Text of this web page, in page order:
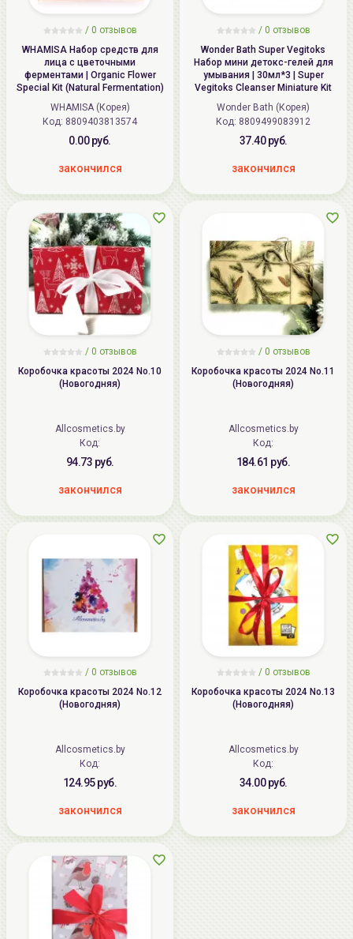
/ 0 отзывов
WHAMISA Набор средств для
лица с цветочными
ферментами | Organic Flower
Special Kit (Natural Fermentation)
WHAMISA (Корея)
Код: 8809403813574
0.00 руб.
закончился
/ 0 отзывов
Wonder Bath Super Vegitoks
Набор мини детокс-гелей для
умывания | 30мл*3 | Super
Vegitoks Cleanser Miniature Kit
Wonder Bath (Корея)
Код: 8809499083912
37.40 руб.
закончился
/ 0 отзывов
Коробочка красоты 2024 No.10
(Новогодняя)
Allcosmetics.by
Код:
94.73 руб.
закончился
/ 0 отзывов
Коробочка красоты 2024 No.11
(Новогодняя)
Allcosmetics.by
Код:
184.61 руб.
закончился
/ 0 отзывов
Коробочка красоты 2024 No.12
(Новогодняя)
Allcosmetics.by
Код:
124.95 руб.
закончился
/ 0 отзывов
Коробочка красоты 2024 No.13
(Новогодняя)
Allcosmetics.by
Код:
34.00 руб.
закончился